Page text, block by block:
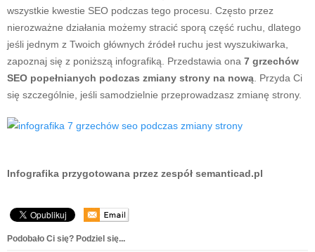
wszystkie kwestie SEO podczas tego procesu. Często przez
nierozważne działania możemy stracić sporą część ruchu, dlatego
jeśli jednym z Twoich głównych źródeł ruchu jest wyszukiwarka,
zapoznaj się z poniższą infografiką. Przedstawia ona 7 grzechów
SEO popełnianych podczas zmiany strony na nową . Przyda Ci
się szczególnie, jeśli samodzielnie przeprowadzasz zmianę strony.
Infografika przygotowana przez zespół semanticad.pl
Podobało Ci się? Podziel się...